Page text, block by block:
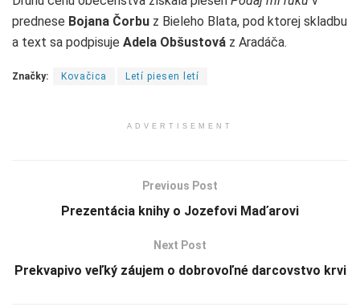
prednese Bojana Čorbu z Bieleho Blata, pod ktorej skladbu
a text sa podpisuje Adela Obšustová z Aradáča.
Značky: Kovačica Letí piesen letí
ADVERTISEMENT
Previous Post
Prezentácia knihy o Jozefovi Maďarovi
Next Post
Prekvapivo veľký záujem o dobrovoľné darcovstvo krvi